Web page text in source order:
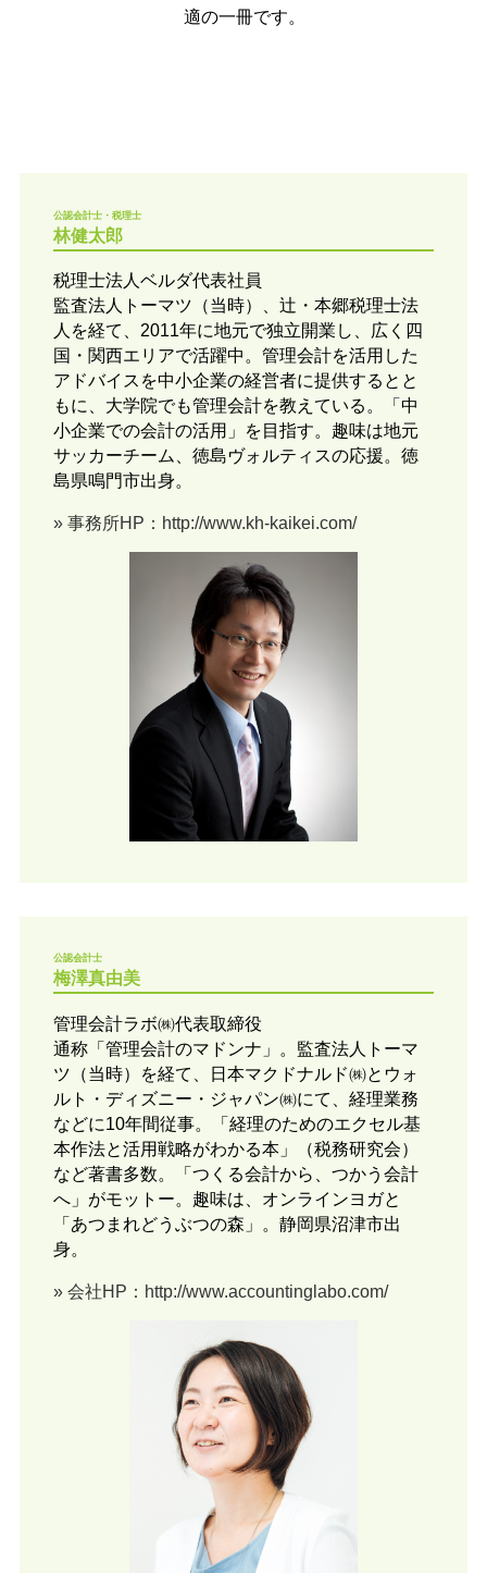
適の一冊です。
公認会計士・税理士
林健太郎
税理士法人ベルダ代表社員
監査法人トーマツ（当時）、辻・本郷税理士法
人を経て、2011年に地元で独立開業し、広く四
国・関西エリアで活躍中。管理会計を活用した
アドバイスを中小企業の経営者に提供するとと
もに、大学院でも管理会計を教えている。「中
小企業での会計の活用」を目指す。趣味は地元
サッカーチーム、徳島ヴォルティスの応援。徳
島県鳴門市出身。
» 事務所HP：http://www.kh-kaikei.com/
公認会計士
梅澤真由美
管理会計ラボ㈱代表取締役
通称「管理会計のマドンナ」。監査法人トーマ
ツ（当時）を経て、日本マクドナルド㈱とウォ
ルト・ディズニー・ジャパン㈱にて、経理業務
などに10年間従事。「経理のためのエクセル基
本作法と活用戦略がわかる本」（税務研究会）
など著書多数。「つくる会計から、つかう会計
へ」がモットー。趣味は、オンラインヨガと
「あつまれどうぶつの森」。静岡県沼津市出
身。
» 会社HP：http://www.accountinglabo.com/